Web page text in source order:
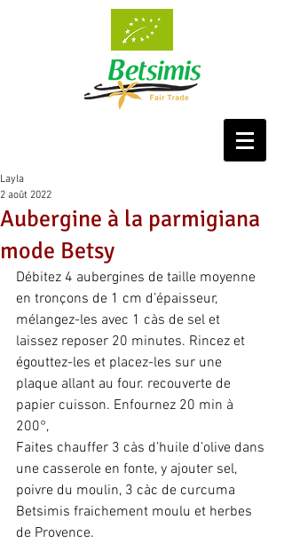
Aubergine à la parmigiana
mode Betsy
Layla
2 août 2022
Débitez 4 aubergines de taille moyenne
en tronçons de 1 cm d’épaisseur,
mélangez-les avec 1 càs de sel et
laissez reposer 20 minutes. Rincez et
égouttez-les et placez-les sur une
plaque allant au four. recouverte de
papier cuisson. Enfournez 20 min à
200°,
Faites chauffer 3 càs d’huile d’olive dans
une casserole en fonte, y ajouter sel,
poivre du moulin, 3 càc de curcuma
Betsimis fraichement moulu et herbes
de Provence.